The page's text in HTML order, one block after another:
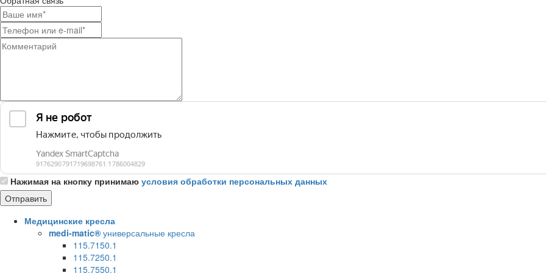
Нажимая на кнопку принимаю условия обработки персональных данных
Медицинские кресла
medi-matic® универсальные кресла
115.7150.1
115.7250.1
115.7550.1